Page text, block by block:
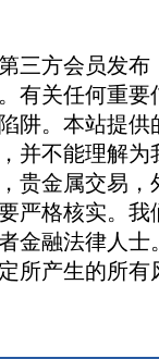
三方会员发
有关任何重
阱。本站提
并不能理解
贵金属交易
严格核实。
金融法律人
所产生的所有